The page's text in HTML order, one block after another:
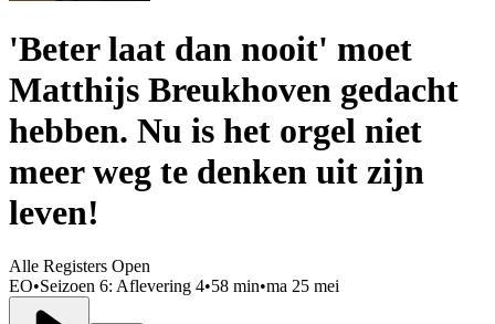
'Beter laat dan nooit' moet
Matthijs Breukhoven gedacht
hebben. Nu is het orgel niet
meer weg te denken uit zijn
leven!
Alle Registers Open
EO•Seizoen 6: Aflevering 4•58 min•ma 25 mei